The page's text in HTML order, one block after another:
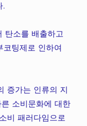
.
탄소를 배출하고
팅제로 인하여
증가는 인류의 지
소비문화에 대한
비 패러다임으로